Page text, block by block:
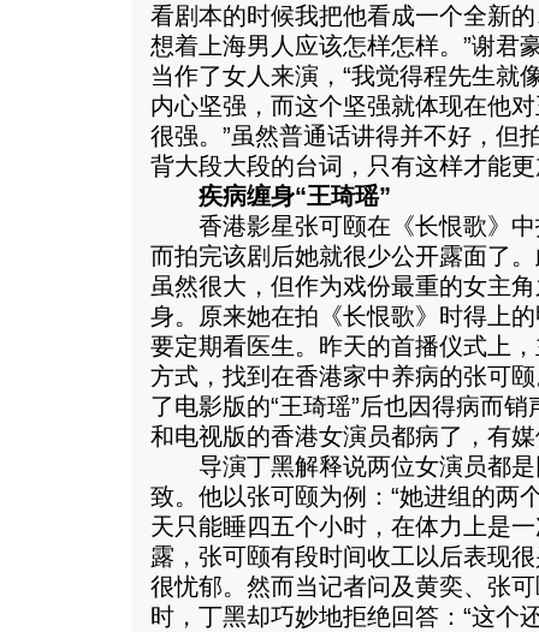
看剧本的时候我把他看成一个全新
想着上海男人应该怎样怎样。”谢君
当作了女人来演，“我觉得程先生就
内心坚强，而这个坚强就体现在他
很强。”虽然普通话讲得并不好，但
背大段大段的台词，只有这样才能
疾病缠身“王琦瑶”
香港影星张可颐在《长恨歌》中
而拍完该剧后她就很少公开露面了
虽然很大，但作为戏份最重的女主
身。原来她在拍《长恨歌》时得上
要定期看医生。昨天的首播仪式上
方式，找到在香港家中养病的张可
了电影版的“王琦瑶”后也因得病而销
和电视版的香港女演员都病了，有
导演丁黑解释说两位女演员都是
致。他以张可颐为例：“她进组的两
天只能睡四五个小时，在体力上是
露，张可颐有段时间收工以后表现
很忧郁。然而当记者问及黄奕、张
时，丁黑却巧妙地拒绝回答：“这个